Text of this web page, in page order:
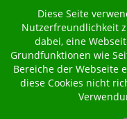
Diese Seite
Nutzerfreundlichkeit
dabei, eine
Grundfunktionen wie
Bereiche der Webseite
diese Cookies nicht